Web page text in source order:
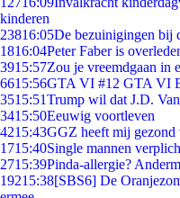
kinderen
23816:05De bezuinigingen bij
1816:04Peter Faber is
3915:57Zou je vreemdgaan in
6615:56GTA VI #12 GTA VI
3515:51Trump wil dat J.D.
3415:50Eeuwig voortleven
4215:43GGZ heeft mij gezond
1715:40Single mannen
2715:39Pinda-allergie?
19215:38[SBS6] De